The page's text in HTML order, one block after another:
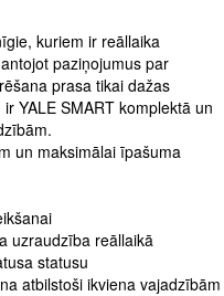
kuriem ir reāllaika
paziņojumus par
prasa tikai dažas
YALE SMART komplektā un
un maksimālai īpašuma
uzraudzība reāllaikā
statusu
atbilstoši ikviena vajadzībām